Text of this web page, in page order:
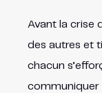
Avant la crise
des autres et
chacun
communiquer